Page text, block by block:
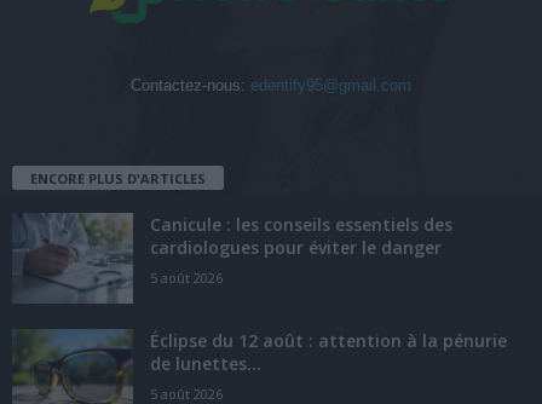
Contactez-nous: edentify95@gmail.com
ENCORE PLUS D'ARTICLES
Canicule : les conseils essentiels des
cardiologues pour éviter le danger
5 août 2026
Éclipse du 12 août : attention à la pénurie
de lunettes...
5 août 2026